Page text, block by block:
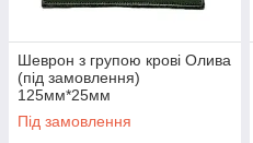
Шеврон з групою крові Олива
(під замовлення)
125мм*25мм
Під замовлення